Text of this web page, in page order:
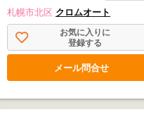
札幌市北区 クロムオート
お気に入りに
登録する
メール問合せ